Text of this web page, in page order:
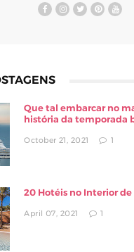
Que tal embarcar no
história da temporada
October 21, 2021 1
20 Hotéis no Interior de
April 07, 2021 1